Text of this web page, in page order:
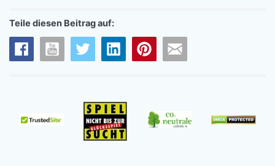
Teile diesen Beitrag auf: